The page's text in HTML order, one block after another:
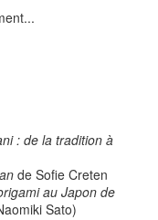
: de la tradition à
de Sofie Creten
au Japon de
Sato)